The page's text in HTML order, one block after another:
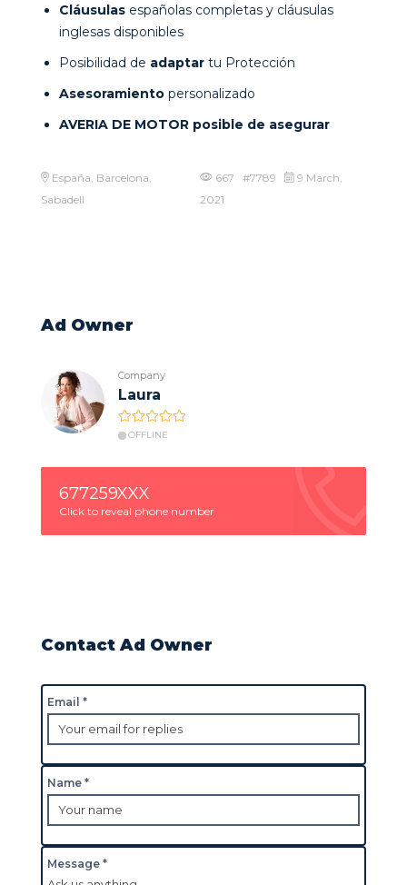
Cláusulas españolas completas y cláusulas
inglesas disponibles
Posibilidad de adaptar tu Protección
Asesoramiento personalizado
AVERIA DE MOTOR posible de asegurar
España, Barcelona,
Sabadell
667 #7789
9 March,
2021
Ad Owner
Company
Laura
OFFLINE
677259XXX
Click to reveal phone number
Contact Ad Owner
Email *
Name *
Message *